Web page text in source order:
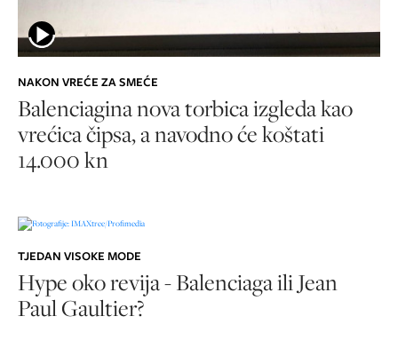
NAKON VREĆE ZA SMEĆE
Balenciagina nova torbica izgleda kao
vrećica čipsa, a navodno će koštati
14.000 kn
TJEDAN VISOKE MODE
Hype oko revija - Balenciaga ili Jean
Paul Gaultier?